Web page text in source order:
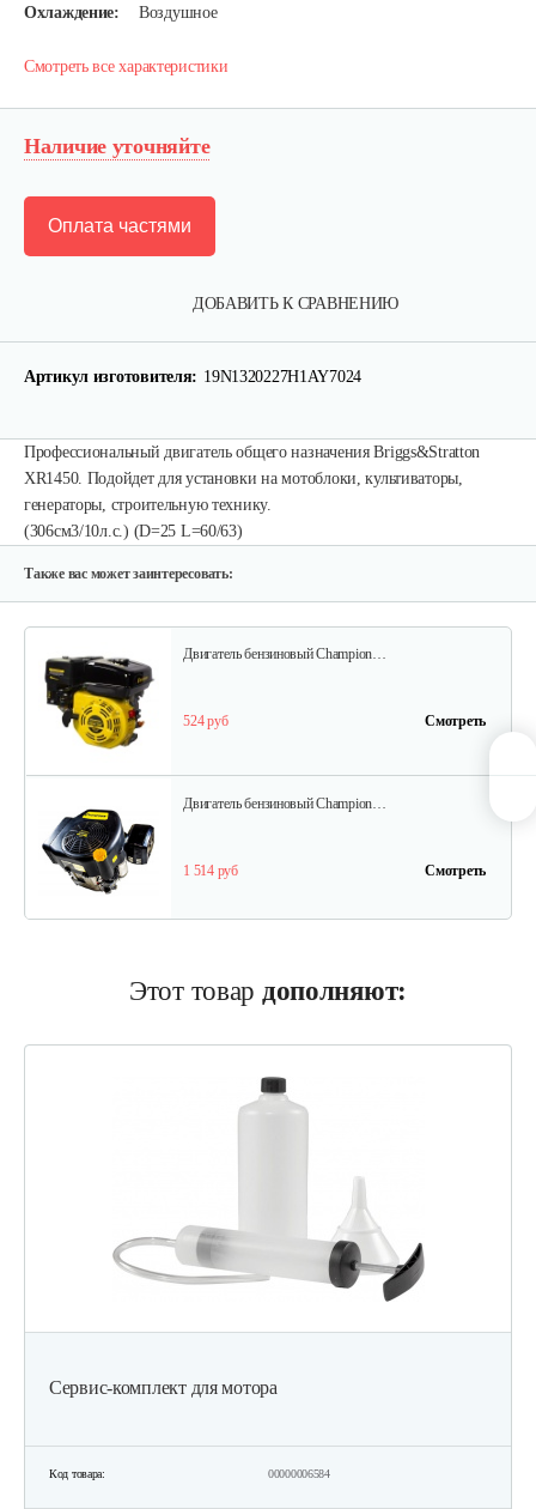
Охлаждение:
Воздушное
Смотреть все характеристики
Наличие уточняйте
ДОБАВИТЬ К СРАВНЕНИЮ
Оплата частями
Артикул изготовителя: 19N1320227H1AY7024
Профессиональный двигатель общего назначения Briggs&Stratton
XR1450. Подойдет для установки на мотоблоки, культиваторы,
генераторы, строительную технику.
(306см3/10л.с.) (D=25 L=60/63)
Также вас может заинтересовать:
Двигатель бензиновый Champion…
640 руб
Двигатель бензиновый Champion…
524 руб Смотреть
Двигатель бензиновый Champion…
1 514 руб Смотреть
Двигатель бензиновый Champion…
Двигатель бензиновый Champion…
Двигатель бензиновый Champion…
Этот товар дополняют:
Сервис-комплект для мотора
Код товара: 00000006584